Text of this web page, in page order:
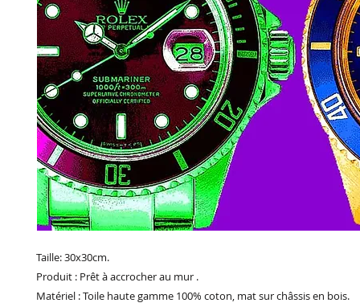
Taille: 30x30cm.
Produit : Prêt à accrocher au mur .
Matériel : Toile haute gamme 100% coton, mat sur châssis en bois.